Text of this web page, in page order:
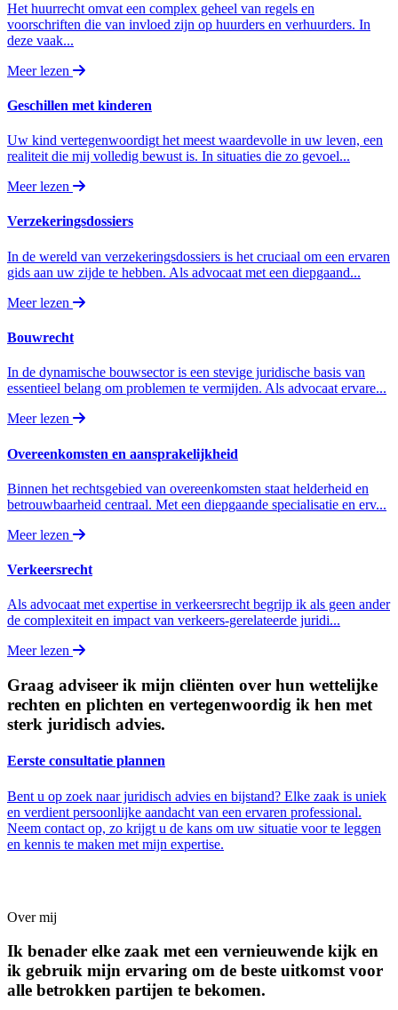
Het huurrecht omvat een complex geheel van regels en
voorschriften die van invloed zijn op huurders en verhuurders. In
deze vaak...
Meer lezen
Geschillen met kinderen
Uw kind vertegenwoordigt het meest waardevolle in uw leven, een
realiteit die mij volledig bewust is. In situaties die zo gevoel...
Meer lezen
Verzekeringsdossiers
In de wereld van verzekeringsdossiers is het cruciaal om een ervaren
gids aan uw zijde te hebben. Als advocaat met een diepgaand...
Meer lezen
Bouwrecht
In de dynamische bouwsector is een stevige juridische basis van
essentieel belang om problemen te vermijden. Als advocaat ervare...
Meer lezen
Overeenkomsten en aansprakelijkheid
Binnen het rechtsgebied van overeenkomsten staat helderheid en
betrouwbaarheid centraal. Met een diepgaande specialisatie en erv...
Meer lezen
Verkeersrecht
Als advocaat met expertise in verkeersrecht begrijp ik als geen ander
de complexiteit en impact van verkeers-gerelateerde juridi...
Meer lezen
Graag adviseer ik mijn cliënten over hun wettelijke
rechten en plichten en vertegenwoordig ik hen met
sterk juridisch advies.
Eerste consultatie plannen
Bent u op zoek naar juridisch advies en bijstand? Elke zaak is uniek
en verdient persoonlijke aandacht van een ervaren professional.
Neem contact op, zo krijgt u de kans om uw situatie voor te leggen
en kennis te maken met mijn expertise.
Over mij
Ik benader elke zaak met een vernieuwende kijk en
ik gebruik mijn ervaring om de beste uitkomst voor
alle betrokken partijen te bekomen.